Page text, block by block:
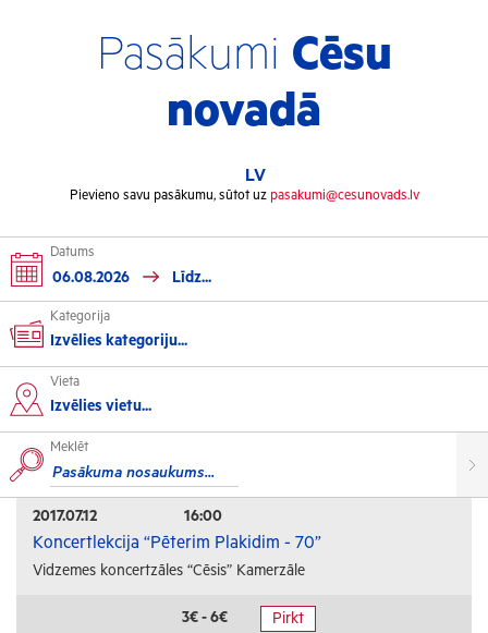
Pasākumi Cēsu
novadā
LV
Pievieno savu pasākumu, sūtot uz pasakumi@cesunovads.lv
Datums
Kategorija
Izvēlies kategoriju...
Kultūra
Izstādes
Koncerti
Izrādes
Festivāli un svētki
Kino
Vieta
Izvēlies vietu...
Meklēt
2017.07.12 16:00
Koncertlekcija “Pēterim Plakidim - 70”
Vidzemes koncertzāles “Cēsis” Kamerzāle
3€ - 6€ Pirkt